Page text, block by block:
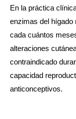
En la práctica
enzimas del hígado
cada cuántos
alteraciones
contraindicado
capacidad
anticonceptivos.